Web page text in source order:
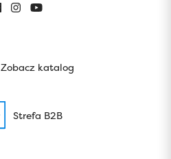
Zobacz katalog
Strefa B2B